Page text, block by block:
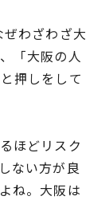
わざわざ大
「大阪の人
押しをして
ほどリスク
ない方が良
ね。大阪は